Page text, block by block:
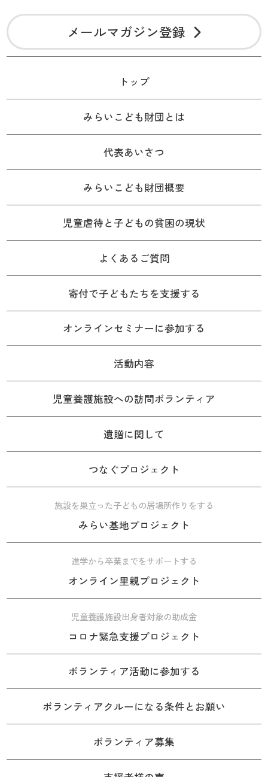
メールマガジン登録
トップ
みらいこども財団とは
代表あいさつ
みらいこども財団概要
児童虐待と子どもの貧困の現状
よくあるご質問
寄付で子どもたちを支援する
オンラインセミナーに参加する
活動内容
児童養護施設への訪問ボランティア
遺贈に関して
つなぐプロジェクト
施設を巣立った子どもの居場所作りをする
みらい基地プロジェクト
進学から卒業までをサポートする
オンライン里親プロジェクト
児童養護施設出身者対象の助成金
コロナ緊急支援プロジェクト
ボランティア活動に参加する
ボランティアクルーになる条件とお願い
ボランティア募集